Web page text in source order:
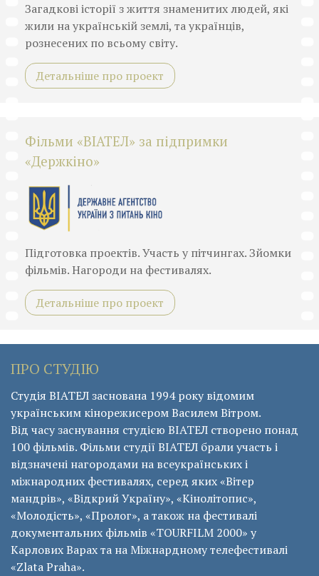
Загадкові історії з життя знаменитих людей, які
жили на українській землі, та українців,
рознесених по всьому світу.
Детальніше про проект
Фільми «ВІАТЕЛ» за підпримки
«Держкіно»
Підготовка проектів. Участь у пітчингах. Зйомки
фільмів. Нагороди на фестивалях.
Детальніше про проект
ПРО СТУДІЮ
Студія ВІАТЕЛ заснована 1994 року відомим
українським кінорежисером Василем Вітром.
Від часу заснування студією ВІАТЕЛ створено понад
100 фільмів. Фільми студії ВІАТЕЛ брали участь і
відзначені нагородами на всеукраїнських і
міжнародних фестивалях, серед яких «Вітер
мандрів», «Відкрий Україну», «Кінолітопис»,
«Молодість», «Пролог», а також на фестивалі
документальних фільмів «ТОURFILM 2000» у
Карлових Варах та на Міжнардному телефестивалі
«Zlata Praha».